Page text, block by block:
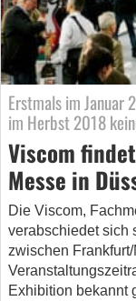
Erstmals im Januar
im Herbst 2018
Viscom
Messe in
Die Viscom,
verabschiedet sich
zwischen
Exhibition bekannt